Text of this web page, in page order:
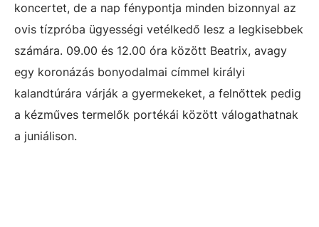
koncertet, de a nap fénypontja minden bizonnyal az
ovis tízpróba ügyességi vetélkedő lesz a legkisebbek
számára. 09.00 és 12.00 óra között Beatrix, avagy
egy koronázás bonyodalmai címmel királyi
kalandtúrára várják a gyermekeket, a felnőttek pedig
a kézműves termelők portékái között válogathatnak
a juniálison.